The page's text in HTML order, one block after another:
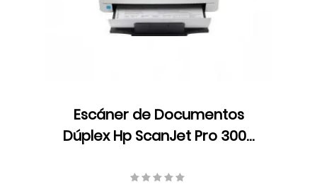
Escáner de Documentos
Dúplex Hp ScanJet Pro 3000
ppm/80 ipm, Resolución 300